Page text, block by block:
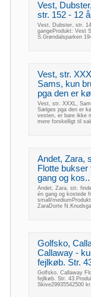
Vest,
str. 152 - 12
Vest, Dubster, str.
gangeProdukt: Vest
S.Grøndalsparken
Vest, str.
Sams, kun
pga den er
Vest, str. XXXL,
Sælges pga den er
vesten, er bare ikke
mere forskelligt til
Andet, Zara,
Flotte
gang og kos..
Andet, Zara, str.
én gang og kostede
small/
ZaraDorte
Golfsko,
Callaway -
fejlkøb. Str.
Golfsko, Callaway
fejlkøb. Str.
Skive29935542500 kr.